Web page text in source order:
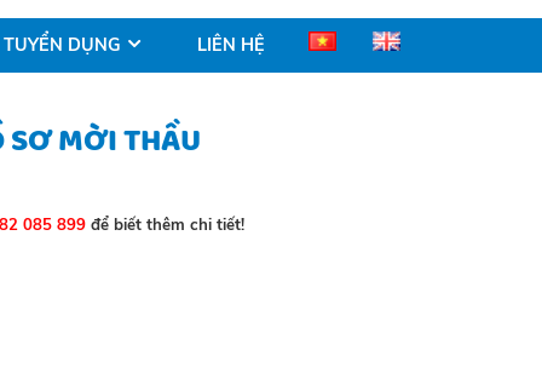
TUYỂN DỤNG LIÊN HỆ
MỜI THẦU
085 899 để biết thêm chi tiết!